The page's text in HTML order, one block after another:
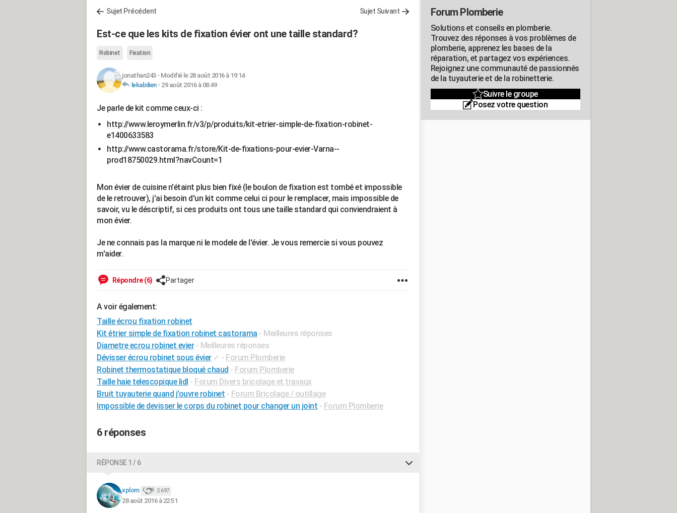
Sujet Précédent Sujet Suivant
Est-ce que les kits de fixation évier ont une taille standard?
Robinet Fixation
jonathan243- Modifié le 28 août 2016 à 19:14
lekabilien- 29 août 2016 à 08:49
Je parle de kit comme ceux-ci :
http://www.leroymerlin.fr/v3/p/produits/kit-etrier-simple-de-fixation-robinet-
e1400633583
http://www.castorama.fr/store/Kit-de-fixations-pour-evier-Varna--
prod18750029.html?navCount=1
Mon évier de cuisine n'étaint plus bien fixé (le boulon de fixation est tombé et impossible
de le retrouver), j'ai besoin d'un kit comme celui ci pour le remplacer, mais impossible de
savoir, vu le déscriptif, si ces produits ont tous une taille standard qui conviendraient à
mon évier.
Je ne connais pas la marque ni le modele de l'évier. Je vous remercie si vous pouvez
m'aider.
Répondre (6) Partager
A voir également:
Taille écrou fixation robinet
Kit étrier simple de fixation robinet castorama - Meilleures réponses
Diametre ecrou robinet evier - Meilleures réponses
Dévisser écrou robinet sous évier ✓ - Forum Plomberie
Robinet thermostatique bloqué chaud - Forum Plomberie
Taille haie telescopique lidl - Forum Divers bricolage et travaux
Bruit tuyauterie quand j'ouvre robinet - Forum Bricolage / outillage
Impossible de devisser le corps du robinet pour changer un joint - Forum Plomberie
6 réponses
RÉPONSE 1 / 6
xplom 2 697
28 août 2016 à 22:51
Forum Plomberie
Solutions et conseils en plomberie.
Trouvez des réponses à vos problèmes de
plomberie, apprenez les bases de la
réparation, et partagez vos expériences.
Rejoignez une communauté de passionnés
de la tuyauterie et de la robinetterie.
Suivre le groupe
Posez votre question